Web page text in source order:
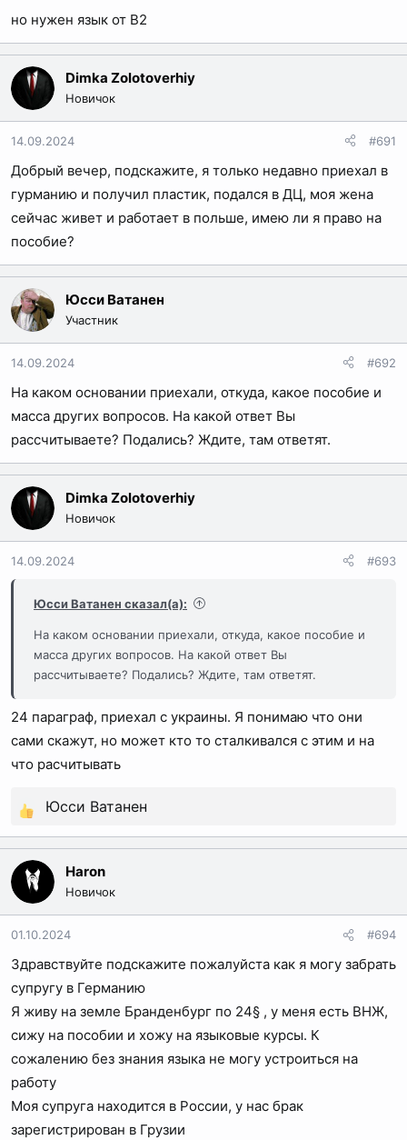
но нужен язык от В2
Dimka Zolotoverhiy
Новичок
14.09.2024 #691
Добрый вечер, подскажите, я только недавно приехал в
гурманию и получил пластик, подался в ДЦ, моя жена
сейчас живет и работает в польше, имею ли я право на
пособие?
Юсси Ватанен
Участник
14.09.2024 #692
На каком основании приехали, откуда, какое пособие и
масса других вопросов. На какой ответ Вы
рассчитываете? Подались? Ждите, там ответят.
Dimka Zolotoverhiy
Новичок
14.09.2024 #693
Юсси Ватанен сказал(а):
На каком основании приехали, откуда, какое пособие и
масса других вопросов. На какой ответ Вы
рассчитываете? Подались? Ждите, там ответят.
24 параграф, приехал с украины. Я понимаю что они
сами скажут, но может кто то сталкивался с этим и на
что расчитывать
Р
е
а
к
ц
:
Юсси Ватанен
Haron
Новичок
01.10.2024 #694
Здравствуйте подскажите пожалуйста как я могу забрать
супругу в Германию
Я живу на земле Бранденбург по 24§ , у меня есть ВНЖ,
сижу на пособии и хожу на языковые курсы. К
сожалению без знания языка не могу устроиться на
работу
Моя супруга находится в России, у нас брак
зарегистрирован в Грузии